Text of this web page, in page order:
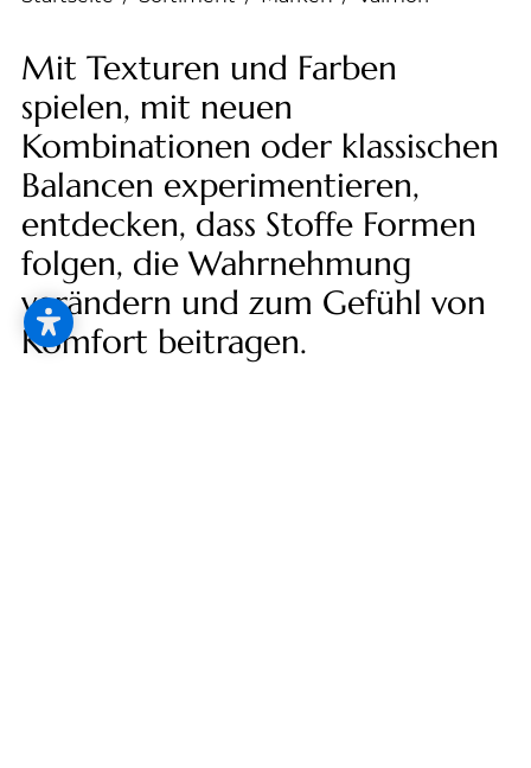
--
Mit Texturen und Farben
spielen, mit neuen
Kombinationen oder klassischen
Balancen experimentieren,
entdecken, dass Stoffe Formen
folgen, die Wahrnehmung
verändern und zum Gefühl von
Komfort beitragen.